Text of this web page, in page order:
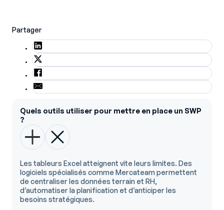
Partager
Quels outils utiliser pour mettre en place un SWP
?
Les tableurs Excel atteignent vite leurs limites. Des
logiciels spécialisés comme Mercateam permettent
de centraliser les données terrain et RH,
d’automatiser la planification et d’anticiper les
besoins stratégiques.